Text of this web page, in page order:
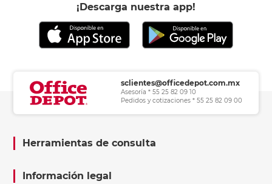
¡Descarga nuestra app!
sclientes@officedepot.com.mx
Asesoría * 55 25 82 09 10
Pedidos y cotizaciones * 55 25 82 09 00
Herramientas de consulta
Información legal